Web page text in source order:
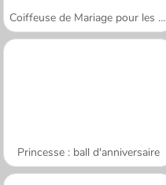
Coiffeuse de Mariage pour les Princesses
Princesse : ball d'anniversaire